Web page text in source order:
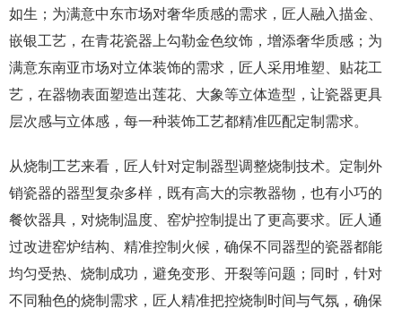
如生；为满意中东市场对奢华质感的需求，匠人融入描金、
嵌银工艺，在青花瓷器上勾勒金色纹饰，增添奢华质感；为
满意东南亚市场对立体装饰的需求，匠人采用堆塑、贴花工
艺，在器物表面塑造出莲花、大象等立体造型，让瓷器更具
层次感与立体感，每一种装饰工艺都精准匹配定制需求。
从烧制工艺来看，匠人针对定制器型调整烧制技术。定制外
销瓷器的器型复杂多样，既有高大的宗教器物，也有小巧的
餐饮器具，对烧制温度、窑炉控制提出了更高要求。匠人通
过改进窑炉结构、精准控制火候，确保不同器型的瓷器都能
均匀受热、烧制成功，避免变形、开裂等问题；同时，针对
不同釉色的烧制需求，匠人精准把控烧制时间与气氛，确保